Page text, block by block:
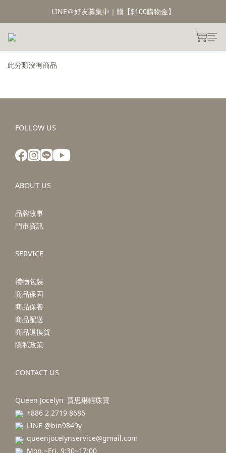
LINE＠好友募集中｜贈【$100購物金】
此分類沒有商品
FOLLOW US
ABOUT US
品牌故事
門市資訊
SERVICE
禮物包裝
商品保固
商品保養
商品配送
商品退換貨
隱私政策
CONTACT US
Queen Jocelyn 賈思琳輕珠寶
+886 2 2719 8686
LINE @bin9849y
queenjocelynservice@gmail.com
Mon.~Fri. 9:30~17:00